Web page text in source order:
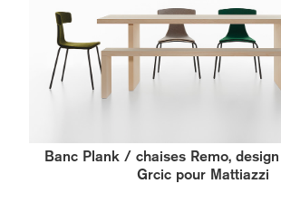
Banc Plank / chaises Remo,
Grcic pour Mattiazzi